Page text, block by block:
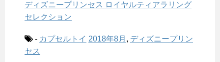
ディズニープリンセス ロイヤルティアラリング
セレクション
- カプセルトイ 2018年8月 , ディズニープリン
セス